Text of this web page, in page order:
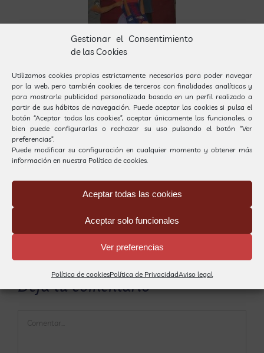
Gestionar el Consentimiento
de las Cookies
Utilizamos cookies propias estrictamente necesarias para poder navegar
por la web, pero también cookies de terceros con finalidades analíticas y
para mostrarle publicidad personalizada basada en un perfil realizado a
partir de sus hábitos de navegación. Puede aceptar las cookies si pulsa el
botón “Aceptar todas las cookies”, aceptar únicamente las funcionales, o
bien puede configurarlas o rechazar su uso pulsando el botón “Ver
preferencias”.
Puede modificar su configuración en cualquier momento y obtener más
información en nuestra Política de cookies.
Aceptar todas las cookies
Aceptar solo funcionales
Ver preferencias
Política de cookiesPolítica de PrivacidadAviso legal
volveremos a realizarla para seguir descubriendo
nuevas cosas de este mundo tan interesante que es
Deja tu comentario